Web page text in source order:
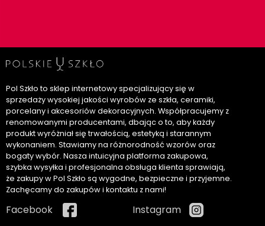
Pol Szkło to sklep internetowy specjalizujący się w
sprzedaży wysokiej jakości wyrobów ze szkła, ceramiki,
porcelany i akcesoriów dekoracyjnych. Współpracujemy z
renomowanymi producentami, dbając o to, aby każdy
produkt wyróżniał się trwałością, estetyką i starannym
wykonaniem. Stawiamy na różnorodność wzorów oraz
bogaty wybór. Nasza intuicyjna platforma zakupowa,
szybka wysyłka i profesjonalna obsługa klienta sprawiają,
że zakupy w Pol Szkło są wygodne, bezpieczne i przyjemne.
Zachęcamy do zakupów i kontaktu z nami!
Facebook Instagram